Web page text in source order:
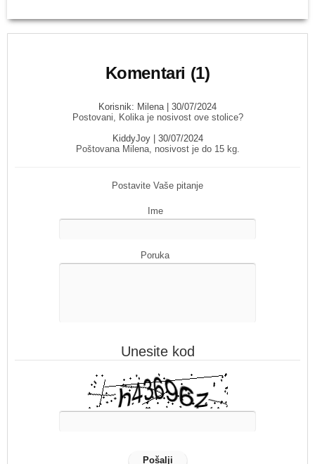
Komentari (1)
Korisnik: Milena| 30/07/2024
Postovani, Kolika je nosivost ove stolice?
KiddyJoy
| 30/07/2024
Poštovana Milena, nosivost je do 15 kg.
Postavite Vaše pitanje
Ime
Poruka
Unesite kod